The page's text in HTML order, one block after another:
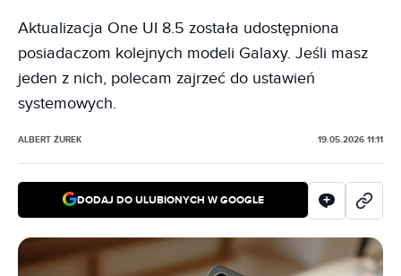
Aktualizacja One UI 8.5 została udostępniona
posiadaczom kolejnych modeli Galaxy. Jeśli masz
jeden z nich, polecam zajrzeć do ustawień
systemowych.
ALBERT ŻUREK 19.05.2026 11:11
DODAJ DO ULUBIONYCH W GOOGLE